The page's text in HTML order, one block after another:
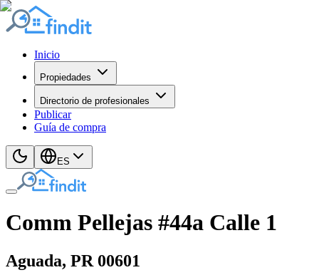
Inicio
Propiedades
Directorio de profesionales
Publicar
Guía de compra
ES
Comm Pellejas #44a Calle 1
Aguada, PR 00601